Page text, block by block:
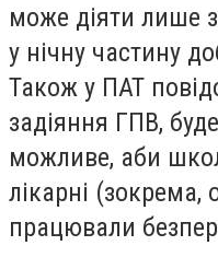
може діяти лише
у нічну частину
Також у ПАТ
задіяння ГПВ,
можливе, аби
лікарні (зокрема,
працювали